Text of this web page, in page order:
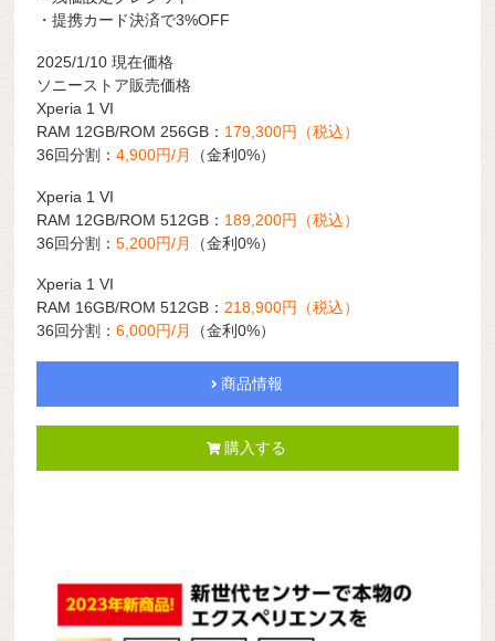
・提携カード決済で3%OFF
2025/1/10 現在価格
ソニーストア販売価格
Xperia 1 VI
RAM 12GB/ROM 256GB： 179,300円（税込）
36回分割：4,900円/月 （金利0%）
Xperia 1 VI
RAM 12GB/ROM 512GB： 189,200円（税込）
36回分割：5,200円/月 （金利0%）
Xperia 1 VI
RAM 16GB/ROM 512GB：218,900円（税込）
36回分割：6,000円/月 （金利0%）
商品情報
購入する